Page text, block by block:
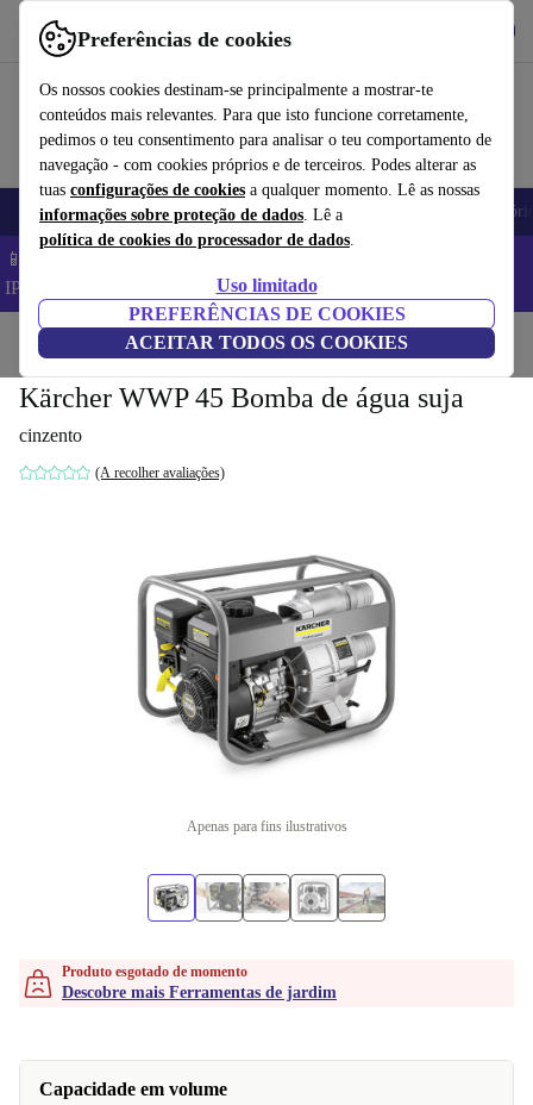
Preferências de cookies
Os nossos cookies destinam-se principalmente a mostrar-te
conteúdos mais relevantes. Para que isto funcione corretamente,
pedimos o teu consentimento para analisar o teu comportamento de
navegação - com cookies próprios e de terceiros. Podes alterar as
tuas configurações de cookies a qualquer momento. Lê as nossas
informações sobre proteção de dados. Lê a
política de cookies do processador de dados.
Uso limitado
PREFERÊNCIAS DE COOKIES
ACEITAR TODOS OS COOKIES
Use o refurbed de forma rápida e fácil
Telemóveis Computadores Portáteis Tablets
📱 Poupa 5% EXTRA em todos os iPhones – Código:
IPHONEDEAL –
Início Jardim Ferramentas de jardim
Kärcher WWP 45 Bomba de água suja
cinzento
(A recolher avaliações)
Apenas para fins ilustrativos
Produto esgotado de momento
Descobre mais Ferramentas de jardim
Capacidade em volume